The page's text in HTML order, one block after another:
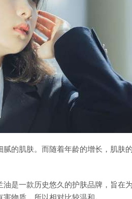
的肌肤。而随着年龄的增长，肌肤
是一款历史悠久的护肤品牌，旨在